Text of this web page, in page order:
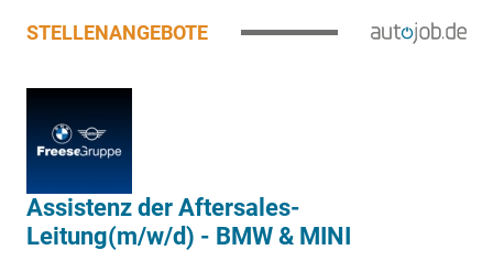
STELLENANGEBOTE
Assistenz der Aftersales-
Leitung(m/w/d) - BMW & MINI